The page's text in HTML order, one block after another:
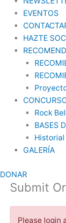
EVENTOS
HAZTE
Rock
BASES
Historial
GALERÍA
DONAR
Submit
Please login